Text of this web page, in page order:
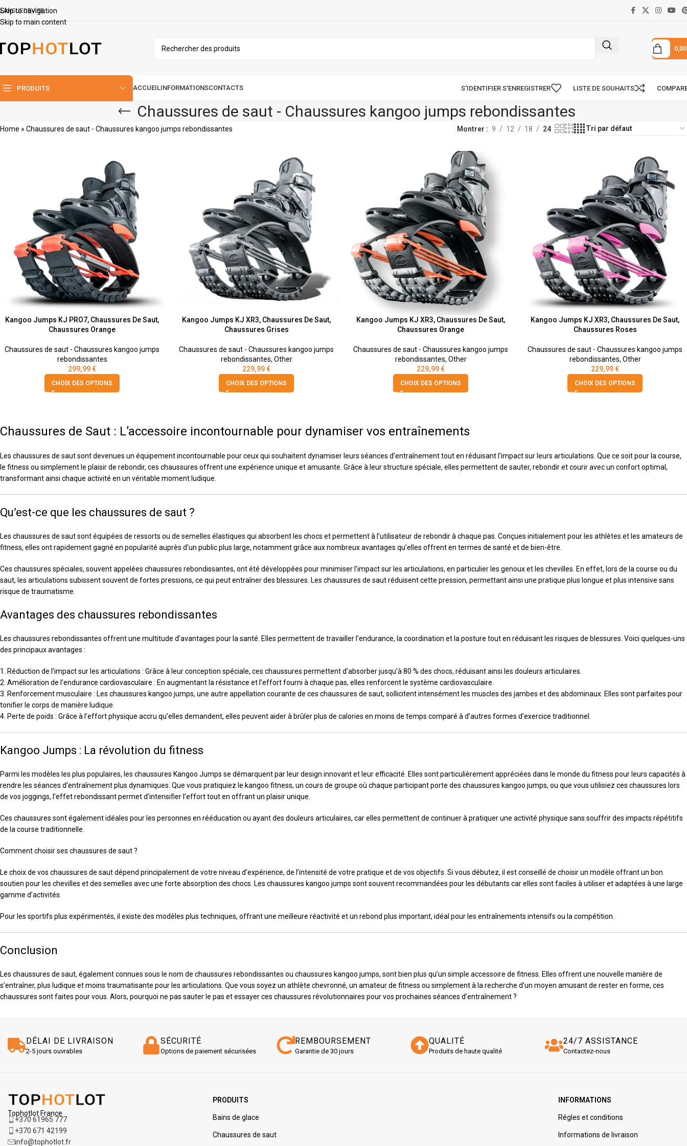
Skip to navigation
Skip to main content
LANGUEDEVISE
PRODUITS ACCUEILINFORMATIONSCONTACTS S'IDENTIFIER S'ENREGISTRER LISTE DE SOUHAITS
Chaussures de saut - Chaussures kangoo jumps rebondissantes
Home » Chaussures de saut - Chaussures kangoo jumps rebondissantes Montrer 9 12 18 24
Kangoo Jumps KJ PRO7, Chaussures De Saut,
Chaussures Orange
Chaussures de saut - Chaussures kangoo jumps
rebondissantes
299,99€
CHOIX DES OPTIONS
Kangoo Jumps KJ XR3, Chaussures De Saut,
Chaussures Grises
Chaussures de saut - Chaussures kangoo jumps
rebondissantes, Other
229,99€
CHOIX DES OPTIONS
Kangoo Jumps KJ XR3, Chaussures De Saut,
Chaussures Orange
Chaussures de saut - Chaussures kangoo jumps
rebondissantes, Other
229,99€
CHOIX DES OPTIONS
Kangoo Jumps KJ XR3, Chaussures De Saut,
Chaussures Roses
Chaussures de saut - Chaussures kangoo jumps
rebondissantes, Other
229,99€
CHOIX DES OPTIONS
Chaussures de Saut : L’accessoire incontournable pour dynamiser vos entraînements
Les chaussures de saut sont devenues un équipement incontournable pour ceux qui souhaitent dynamiser leurs séances d’entraînement tout en réduisant l’impact sur leurs articulations. Que ce soit pour la course,
le fitness ou simplement le plaisir de rebondir, ces chaussures offrent une expérience unique et amusante. Grâce à leur structure spéciale, elles permettent de sauter, rebondir et courir avec un confort optimal,
transformant ainsi chaque activité en un véritable moment ludique.
Qu’est-ce que les chaussures de saut ?
Les chaussures de saut sont équipées de ressorts ou de semelles élastiques qui absorbent les chocs et permettent à l’utilisateur de rebondir à chaque pas. Conçues initialement pour les athlètes et les amateurs de
fitness, elles ont rapidement gagné en popularité auprès d’un public plus large, notamment grâce aux nombreux avantages qu’elles offrent en termes de santé et de bien-être.
Ces chaussures spéciales, souvent appelées chaussures rebondissantes, ont été développées pour minimiser l’impact sur les articulations, en particulier les genoux et les chevilles. En effet, lors de la course ou du
saut, les articulations subissent souvent de fortes pressions, ce qui peut entraîner des blessures. Les chaussures de saut réduisent cette pression, permettant ainsi une pratique plus longue et plus intensive sans
risque de traumatisme.
Avantages des chaussures rebondissantes
Les chaussures rebondissantes offrent une multitude d’avantages pour la santé. Elles permettent de travailler l’endurance, la coordination et la posture tout en réduisant les risques de blessures. Voici quelques-uns
des principaux avantages :
1. Réduction de l’impact sur les articulations : Grâce à leur conception spéciale, ces chaussures permettent d’absorber jusqu’à 80 % des chocs, réduisant ainsi les douleurs articulaires.
2. Amélioration de l’endurance cardiovasculaire : En augmentant la résistance et l’effort fourni à chaque pas, elles renforcent le système cardiovasculaire.
3. Renforcement musculaire : Les chaussures kangoo jumps, une autre appellation courante de ces chaussures de saut, sollicitent intensément les muscles des jambes et des abdominaux. Elles sont parfaites pour
tonifier le corps de manière ludique.
4. Perte de poids : Grâce à l’effort physique accru qu’elles demandent, elles peuvent aider à brûler plus de calories en moins de temps comparé à d’autres formes d’exercice traditionnel.
Kangoo Jumps : La révolution du fitness
Parmi les modèles les plus populaires, les chaussures Kangoo Jumps se démarquent par leur design innovant et leur efficacité. Elles sont particulièrement appréciées dans le monde du fitness pour leurs capacités à
rendre les séances d’entraînement plus dynamiques. Que vous pratiquiez le kangoo fitness, un cours de groupe où chaque participant porte des chaussures kangoo jumps, ou que vous utilisiez ces chaussures lors
de vos joggings, l’effet rebondissant permet d’intensifier l’effort tout en offrant un plaisir unique.
Ces chaussures sont également idéales pour les personnes en rééducation ou ayant des douleurs articulaires, car elles permettent de continuer à pratiquer une activité physique sans souffrir des impacts répétitifs
de la course traditionnelle.
Comment choisir ses chaussures de saut ?
Le choix de vos chaussures de saut dépend principalement de votre niveau d’expérience, de l’intensité de votre pratique et de vos objectifs. Si vous débutez, il est conseillé de choisir un modèle offrant un bon
soutien pour les chevilles et des semelles avec une forte absorption des chocs. Les chaussures kangoo jumps sont souvent recommandées pour les débutants car elles sont faciles à utiliser et adaptées à une large
gamme d’activités.
Pour les sportifs plus expérimentés, il existe des modèles plus techniques, offrant une meilleure réactivité et un rebond plus important, idéal pour les entraînements intensifs ou la compétition.
Conclusion
Les chaussures de saut, également connues sous le nom de chaussures rebondissantes ou chaussures kangoo jumps, sont bien plus qu’un simple accessoire de fitness. Elles offrent une nouvelle manière de
s’entraîner, plus ludique et moins traumatisante pour les articulations. Que vous soyez un athlète chevronné, un amateur de fitness ou simplement à la recherche d’un moyen amusant de rester en forme, ces
chaussures sont faites pour vous. Alors, pourquoi ne pas sauter le pas et essayer ces chaussures révolutionnaires pour vos prochaines séances d’entraînement ?
DÉLAI DE LIVRAISON
2-5 jours ouvrables
SÉCURITÉ
Options de paiement sécurisées
REMBOURSEMENT
Garantie de 30 jours
QUALITÉ
Produits de haute qualité
24/7 ASSISTANCE
Contactez-nous
Tophotlot France
+370 61965 777
+370 671 42199
info@tophotlot.fr
PRODUITS
Bains de glace
Chaussures de saut
INFORMATIONS
Régles et conditions
Informations de livraison